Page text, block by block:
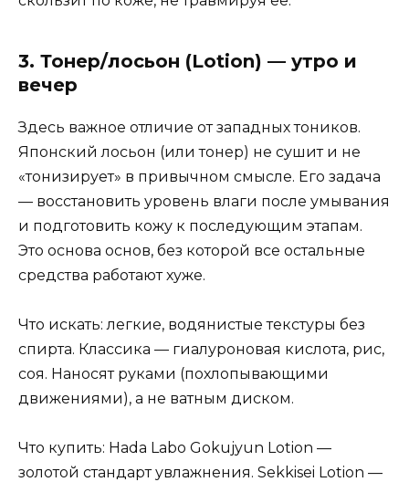
3. Тонер/лосьон (Lotion) — утро и
вечер
Здесь важное отличие от западных тоников.
Японский лосьон (или тонер) не сушит и не
«тонизирует» в привычном смысле. Его задача
— восстановить уровень влаги после умывания
и подготовить кожу к последующим этапам.
Это основа основ, без которой все остальные
средства работают хуже.
Что искать: легкие, водянистые текстуры без
спирта. Классика — гиалуроновая кислота, рис,
соя. Наносят руками (похлопывающими
движениями), а не ватным диском.
Что купить: Hada Labo Gokujyun Lotion —
золотой стандарт увлажнения. Sekkisei Lotion —